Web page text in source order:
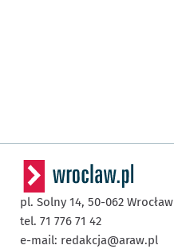
pl. Solny 14, 50-062 Wrocław
tel. 71 776 71 42
e-mail: redakcja@araw.pl